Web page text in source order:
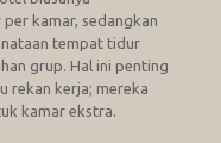
kamar, sedangkan
tempat tidur
grup. Hal ini penting
rekan kerja; mereka
kamar ekstra.